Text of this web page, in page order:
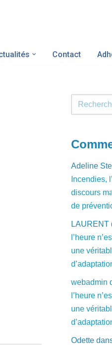
Contact
Adeline
Incendies,
discours
de
LAURENT
l’heure
une
webadmin
l’heure
une
Odette